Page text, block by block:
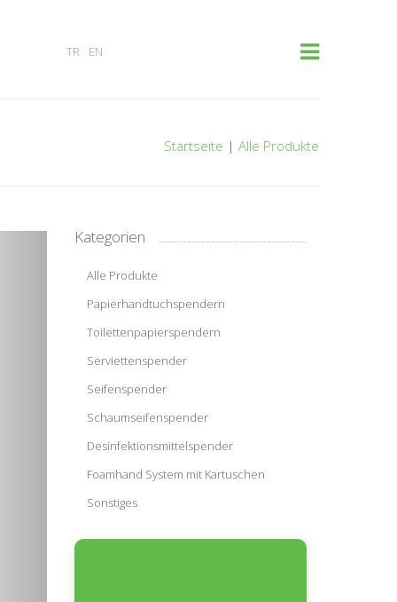
TR EN
Startseite | Alle Produkte
Kategorien
Alle Produkte
Papierhandtuchspendern
Toilettenpapierspendern
Serviettenspender
Seifenspender
Schaumseifenspender
Desinfektionsmittelspender
Foamhand System mit Kartuschen
Sonstiges